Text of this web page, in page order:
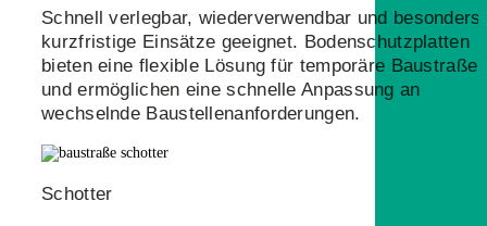
Schnell verlegbar, wiederverwendbar und besonders
kurzfristige Einsätze geeignet. Bodenschutzplatten
bieten eine flexible Lösung für temporäre Baustraßen
und ermöglichen eine schnelle Anpassung an
wechselnde Baustellenanforderungen.
Schotter